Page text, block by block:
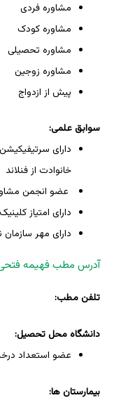
مشاوره فردی
مشاوره کودک
مشاوره تحصیلی
مشاوره زوجین
پیش از ازدواج
سوابق علمی:
دارای
خانوادت از فنلاند
عضو انجمن
دارای امتیاز کلینیک
دارای مهر سازمان
آدرس مطب فهیمه
تلفن مطب:
دانشگاه محل تحصیل:
عضو استعداد
بیمارستان ها: